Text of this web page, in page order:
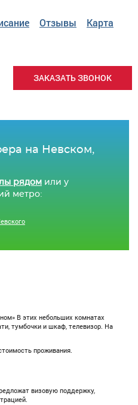
Отзывы
Карта
ЗАКАЗАТЬ ЗВОНОК
на Невском,
рядом или у
метро:
В этих небольших комнатах
тумбочки и шкаф, телевизор. На
проживания.
визовую поддержку,